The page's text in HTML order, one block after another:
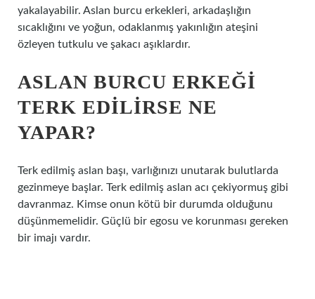
yakalayabilir. Aslan burcu erkekleri, arkadaşlığın
sıcaklığını ve yoğun, odaklanmış yakınlığın ateşini
özleyen tutkulu ve şakacı aşıklardır.
ASLAN BURCU ERKEĞI
TERK EDILIRSE NE
YAPAR?
Terk edilmiş aslan başı, varlığınızı unutarak bulutlarda
gezinmeye başlar. Terk edilmiş aslan acı çekiyormuş gibi
davranmaz. Kimse onun kötü bir durumda olduğunu
düşünmemelidir. Güçlü bir egosu ve korunması gereken
bir imajı vardır.